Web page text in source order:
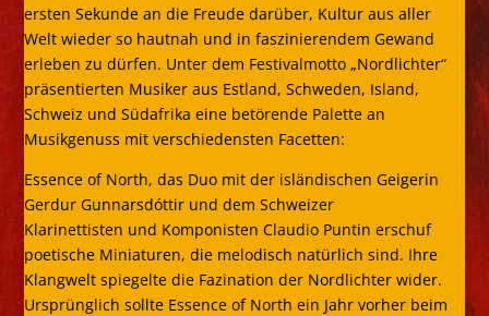
ersten Sekunde an die Freude darüber, Kultur aus aller
Welt wieder so hautnah und in faszinierendem Gewand
erleben zu dürfen. Unter dem Festivalmotto „Nordlichter“
präsentierten Musiker aus Estland, Schweden, Island,
Schweiz und Südafrika eine betörende Palette an
Musikgenuss mit verschiedensten Facetten:
Essence of North, das Duo mit der isländischen Geigerin
Gerdur Gunnarsdóttir und dem Schweizer
Klarinettisten und Komponisten Claudio Puntin erschuf
poetische Miniaturen, die melodisch natürlich sind. Ihre
Klangwelt spiegelte die Fazination der Nordlichter wider.
Ursprünglich sollte Essence of North ein Jahr vorher beim